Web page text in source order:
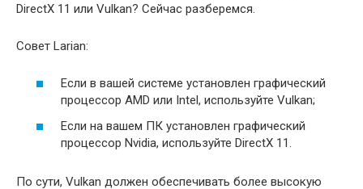
DirectX 11 или Vulkan? Сейчас разберемся.
Совет Larian:
Если в вашей системе установлен графический
процессор AMD или Intel, используйте Vulkan;
Если на вашем ПК установлен графический
процессор Nvidia, используйте DirectX 11.
По сути, Vulkan должен обеспечивать более высокую